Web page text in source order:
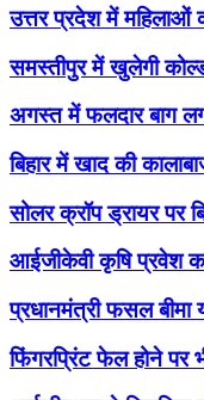
उत्तर प्रदेश में महिलाओं
समस्तीपुर में खुलेगी
अगस्त में फलदार बाग
बिहार में खाद की
सोलर क्रॉप ड्रायर पर
आईजीकेवी कृषि प्रवेश
प्रधानमंत्री फसल
फिंगरप्रिंट फेल होने पर